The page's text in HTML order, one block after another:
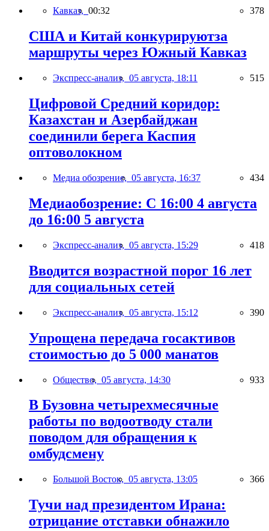
Кавказ, 00:32 378
США и Китай конкурируютза
маршруты через Южный Кавказ
Экспресс-анализ, 05 августа, 18:11 515
Цифровой Средний коридор:
Казахстан и Азербайджан
соединили берега Каспия
оптоволокном
Медиа обозрение, 05 августа, 16:37 434
Медиаобозрение: С 16:00 4 августа
до 16:00 5 августа
Экспресс-анализ, 05 августа, 15:29 418
Вводится возрастной порог 16 лет
для социальных сетей
Экспресс-анализ, 05 августа, 15:12 390
Упрощена передача госактивов
стоимостью до 5 000 манатов
Общество, 05 августа, 14:30 933
В Бузовна четырехмесячные
работы по водоотводу стали
поводом для обращения к
омбудсмену
Большой Восток, 05 августа, 13:05 366
Тучи над президентом Ирана:
отрицание отставки обнажило